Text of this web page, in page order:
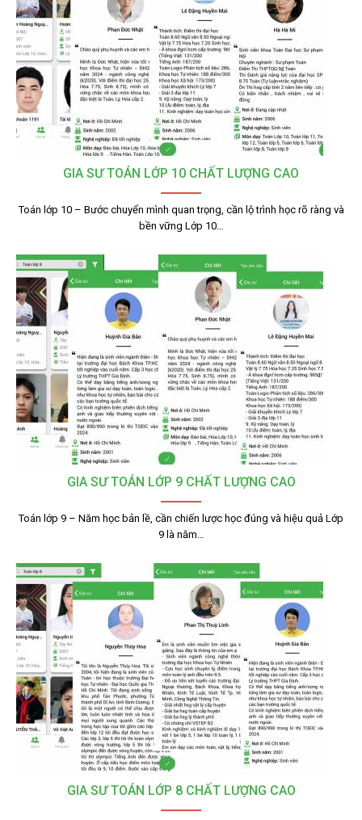
GIA SƯ TOÁN LỚP 10 CHẤT LƯỢNG CAO
Toán lớp 10 – Bước chuyển mình quan trọng, cần lộ trình học rõ ràng và
bền vững Lớp 10…
GIA SƯ TOÁN LỚP 9 CHẤT LƯỢNG CAO
Toán lớp 9 – Năm học bản lề, cần chiến lược học đúng và hiệu quả Lớp
9 là năm…
GIA SƯ TOÁN LỚP 8 CHẤT LƯỢNG CAO